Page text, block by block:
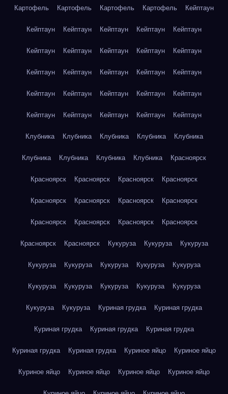
Картофель Картофель Картофель Картофель Кейптаун
Кейптаун Кейптаун Кейптаун Кейптаун Кейптаун
Кейптаун Кейптаун Кейптаун Кейптаун Кейптаун
Кейптаун Кейптаун Кейптаун Кейптаун Кейптаун
Кейптаун Кейптаун Кейптаун Кейптаун Кейптаун
Кейптаун Кейптаун Кейптаун Кейптаун Кейптаун
Клубника Клубника Клубника Клубника Клубника
Клубника Клубника Клубника Клубника Красноярск
Красноярск Красноярск Красноярск Красноярск
Красноярск Красноярск Красноярск Красноярск
Красноярск Красноярск Красноярск Красноярск
Красноярск Красноярск Кукуруза Кукуруза Кукуруза
Кукуруза Кукуруза Кукуруза Кукуруза Кукуруза
Кукуруза Кукуруза Кукуруза Кукуруза Кукуруза
Кукуруза Кукуруза Куриная грудка Куриная грудка
Куриная грудка Куриная грудка Куриная грудка
Куриная грудка Куриная грудка Куриное яйцо Куриное яйцо
Куриное яйцо Куриное яйцо Куриное яйцо Куриное яйцо